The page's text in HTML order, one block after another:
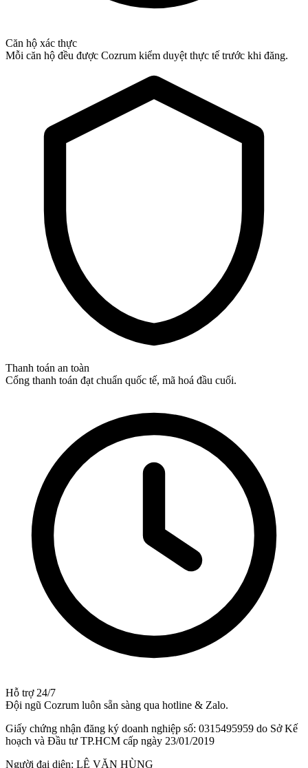
Căn hộ xác thực
Mỗi căn hộ đều được Cozrum kiểm duyệt thực tế trước khi đăng.
Thanh toán an toàn
Cổng thanh toán đạt chuẩn quốc tế, mã hoá đầu cuối.
Hỗ trợ 24/7
Đội ngũ Cozrum luôn sẵn sàng qua hotline & Zalo.
Giấy chứng nhận đăng ký doanh nghiệp số: 0315495959 do Sở Kế
hoạch và Đầu tư TP.HCM cấp ngày 23/01/2019
Người đại diện: LÊ VĂN HÙNG